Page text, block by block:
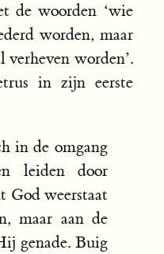
de woorden ‘wie
worden, maar
worden’.
in zijn eerste
in de omgang
leiden door
God weerstaat
maar aan de
genade. Buig